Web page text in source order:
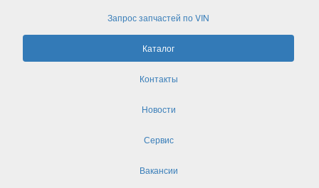
Запрос запчастей по VIN
Каталог
Контакты
Новости
Сервис
Вакансии